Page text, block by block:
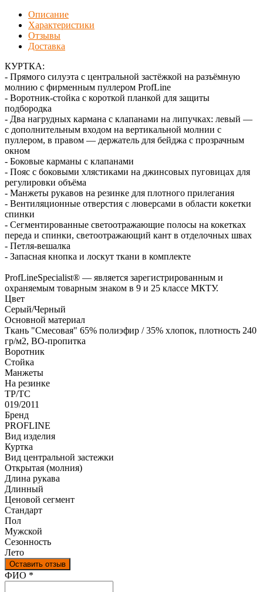
Описание
Характеристики
Отзывы
Доставка
КУРТКА:
- Прямого силуэта с центральной застёжкой на разъёмную
молнию с фирменным пуллером ProfLine
- Воротник-стойка с короткой планкой для защиты
подбородка
- Два нагрудных кармана с клапанами на липучках: левый —
с дополнительным входом на вертикальной молнии с
пуллером, в правом — держатель для бейджа с прозрачным
окном
- Боковые карманы с клапанами
- Пояс с боковыми хлястиками на джинсовых пуговицах для
регулировки объёма
- Манжеты рукавов на резинке для плотного прилегания
- Вентиляционные отверстия с люверсами в области кокетки
спинки
- Сегментированные светоотражающие полосы на кокетках
переда и спинки, светоотражающий кант в отделочных швах
- Петля-вешалка
- Запасная кнопка и лоскут ткани в комплекте
ProfLineSpecialist® — является зарегистрированным и
охраняемым товарным знаком в 9 и 25 классе МКТУ.
Цвет
Серый/Черный
Основной материал
Ткань "Смесовая" 65% полиэфир / 35% хлопок, плотность 240
гр/м2, ВО-пропитка
Воротник
Стойка
Манжеты
На резинке
ТР/ТС
019/2011
Бренд
PROFLINE
Вид изделия
Куртка
Вид центральной застежки
Открытая (молния)
Длина рукава
Длинный
Ценовой сегмент
Стандарт
Пол
Мужской
Сезонность
Лето
Оставить отзыв
Ваш отзыв был отправлен!
ФИО *